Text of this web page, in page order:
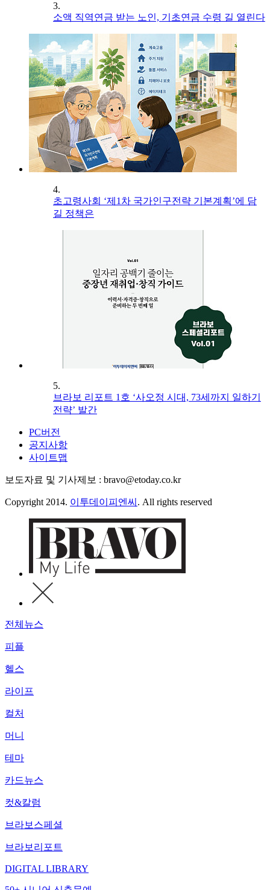
3.
소액 직역연금 받는 노인, 기초연금 수령 길 열린다
4.
초고령사회 ‘제1차 국가인구전략 기본계획’에 담
길 정책은
5.
브라보 리포트 1호 ‘사오정 시대, 73세까지 일하기
전략’ 발간
PC버전
공지사항
사이트맵
보도자료 및 기사제보 : bravo@etoday.co.kr
Copyright 2014. 이투데이피엔씨 . All rights reserved
전체뉴스
피플
헬스
라이프
컬처
머니
테마
카드뉴스
컷&칼럼
브라보스페셜
브라보리포트
DIGITAL LIBRARY